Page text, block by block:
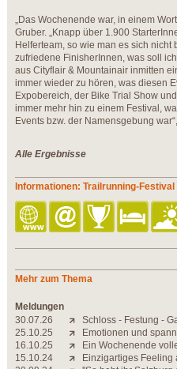
„Das Wochenende war, in einem
Gruber. „Knapp über 1.900
Helferteam, so wie man es sich
zufriedene FinisherInnen, was soll
aus Cityflair & Mountainair inmitten
immer wieder zu hören, was diesen
Expobereich, der Bike Trial Show
immer mehr hin zu einem Festival,
Events bzw. der Namensgebung
Alle Ergebnisse
Informationen: Trailrunning-Festival
Mehr zum Thema
Meldungen
30.07.26
Schloss - Festung -
25.10.25
Emotionen und
16.10.25
Ein Wochenende
15.10.24
Einzigartiges Feeling